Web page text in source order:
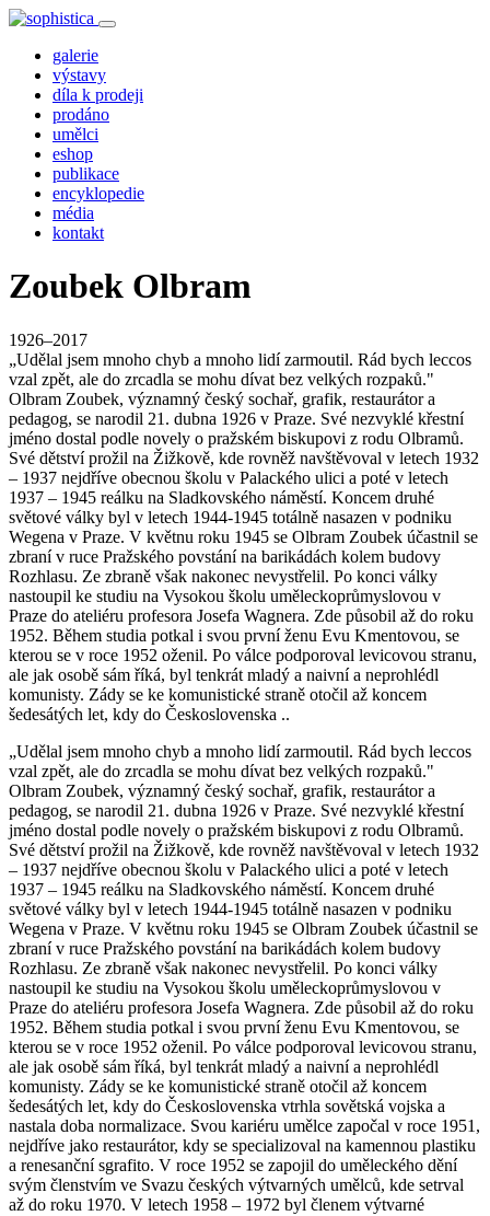
galerie
výstavy
díla k prodeji
prodáno
umělci
eshop
publikace
encyklopedie
média
kontakt
Zoubek Olbram
1926–2017
„Udělal jsem mnoho chyb a mnoho lidí zarmoutil. Rád bych leccos
vzal zpět, ale do zrcadla se mohu dívat bez velkých rozpaků."
Olbram Zoubek, významný český sochař, grafik, restaurátor a
pedagog, se narodil 21. dubna 1926 v Praze. Své nezvyklé křestní
jméno dostal podle novely o pražském biskupovi z rodu Olbramů.
Své dětství prožil na Žižkově, kde rovněž navštěvoval v letech 1932
– 1937 nejdříve obecnou školu v Palackého ulici a poté v letech
1937 – 1945 reálku na Sladkovského náměstí. Koncem druhé
světové války byl v letech 1944-1945 totálně nasazen v podniku
Wegena v Praze. V květnu roku 1945 se Olbram Zoubek účastnil se
zbraní v ruce Pražského povstání na barikádách kolem budovy
Rozhlasu. Ze zbraně však nakonec nevystřelil. Po konci války
nastoupil ke studiu na Vysokou školu uměleckoprůmyslovou v
Praze do ateliéru profesora Josefa Wagnera. Zde působil až do roku
1952. Během studia potkal i svou první ženu Evu Kmentovou, se
kterou se v roce 1952 oženil. Po válce podporoval levicovou stranu,
ale jak osobě sám říká, byl tenkrát mladý a naivní a neprohlédl
komunisty. Zády se ke komunistické straně otočil až koncem
šedesátých let, kdy do Československa ..
„Udělal jsem mnoho chyb a mnoho lidí zarmoutil. Rád bych leccos
vzal zpět, ale do zrcadla se mohu dívat bez velkých rozpaků."
Olbram Zoubek, významný český sochař, grafik, restaurátor a
pedagog, se narodil 21. dubna 1926 v Praze. Své nezvyklé křestní
jméno dostal podle novely o pražském biskupovi z rodu Olbramů.
Své dětství prožil na Žižkově, kde rovněž navštěvoval v letech 1932
– 1937 nejdříve obecnou školu v Palackého ulici a poté v letech
1937 – 1945 reálku na Sladkovského náměstí. Koncem druhé
světové války byl v letech 1944-1945 totálně nasazen v podniku
Wegena v Praze. V květnu roku 1945 se Olbram Zoubek účastnil se
zbraní v ruce Pražského povstání na barikádách kolem budovy
Rozhlasu. Ze zbraně však nakonec nevystřelil. Po konci války
nastoupil ke studiu na Vysokou školu uměleckoprůmyslovou v
Praze do ateliéru profesora Josefa Wagnera. Zde působil až do roku
1952. Během studia potkal i svou první ženu Evu Kmentovou, se
kterou se v roce 1952 oženil. Po válce podporoval levicovou stranu,
ale jak osobě sám říká, byl tenkrát mladý a naivní a neprohlédl
komunisty. Zády se ke komunistické straně otočil až koncem
šedesátých let, kdy do Československa vtrhla sovětská vojska a
nastala doba normalizace. Svou kariéru umělce započal v roce 1951,
nejdříve jako restaurátor, kdy se specializoval na kamennou plastiku
a renesanční sgrafito. V roce 1952 se zapojil do uměleckého dění
svým členstvím ve Svazu českých výtvarných umělců, kde setrval
až do roku 1970. V letech 1958 – 1972 byl členem výtvarné